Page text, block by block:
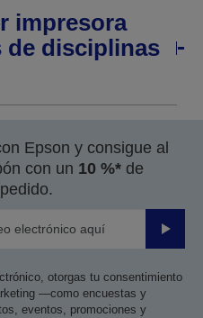
impresora
de disciplinas
Epson y consigue al
con un 10 %* de
Enviar
otorgas tu consentimiento
—como encuestas y
eventos, promociones y